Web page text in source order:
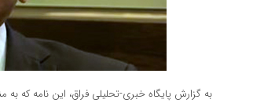
به گزارش پایگاه خبری-تحلیلی فراق، این نامه که